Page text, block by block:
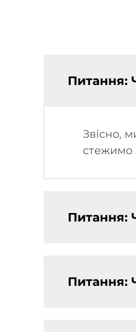
Питання:
Звісно,
стежимо
Питання:
Питання: